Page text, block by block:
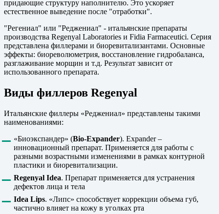
придающие структуру наполнителю. Это ускоряет
естественное выведение после "отработки".
"Регениал" или "Реджениал" - итальянские препараты
производства Regenyal Laboratories и Fidia Farmaceutici. Серия
представлена филлерами и биоревитализантами. Основные
эффекты: биореволюметрия, восстановление гидробаланса,
разглаживание морщин и т.д. Результат зависит от
использованного препарата.
Виды филлеров Regenyal
Итальянские филлеры «Реджениал» представлены такими
наименованиями:
«Биоэкспандер» (Bio-Expander). Expander –
инновационный препарат. Применяется для работы с
разными возрастными изменениями в рамках контурной
пластики и биоревитализации.
Regenyal Idea. Препарат применяется для устранения
дефектов лица и тела
Idea Lips. «Липс» способствует коррекции объема губ,
частично влияет на кожу в уголках рта